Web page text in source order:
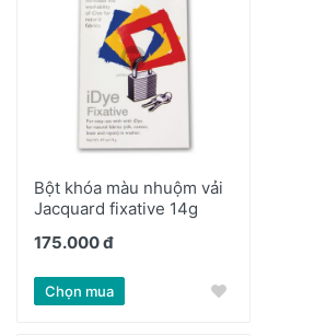
Bột khóa màu nhuộm vải
Jacquard fixative 14g
175.000 đ
Chọn mua